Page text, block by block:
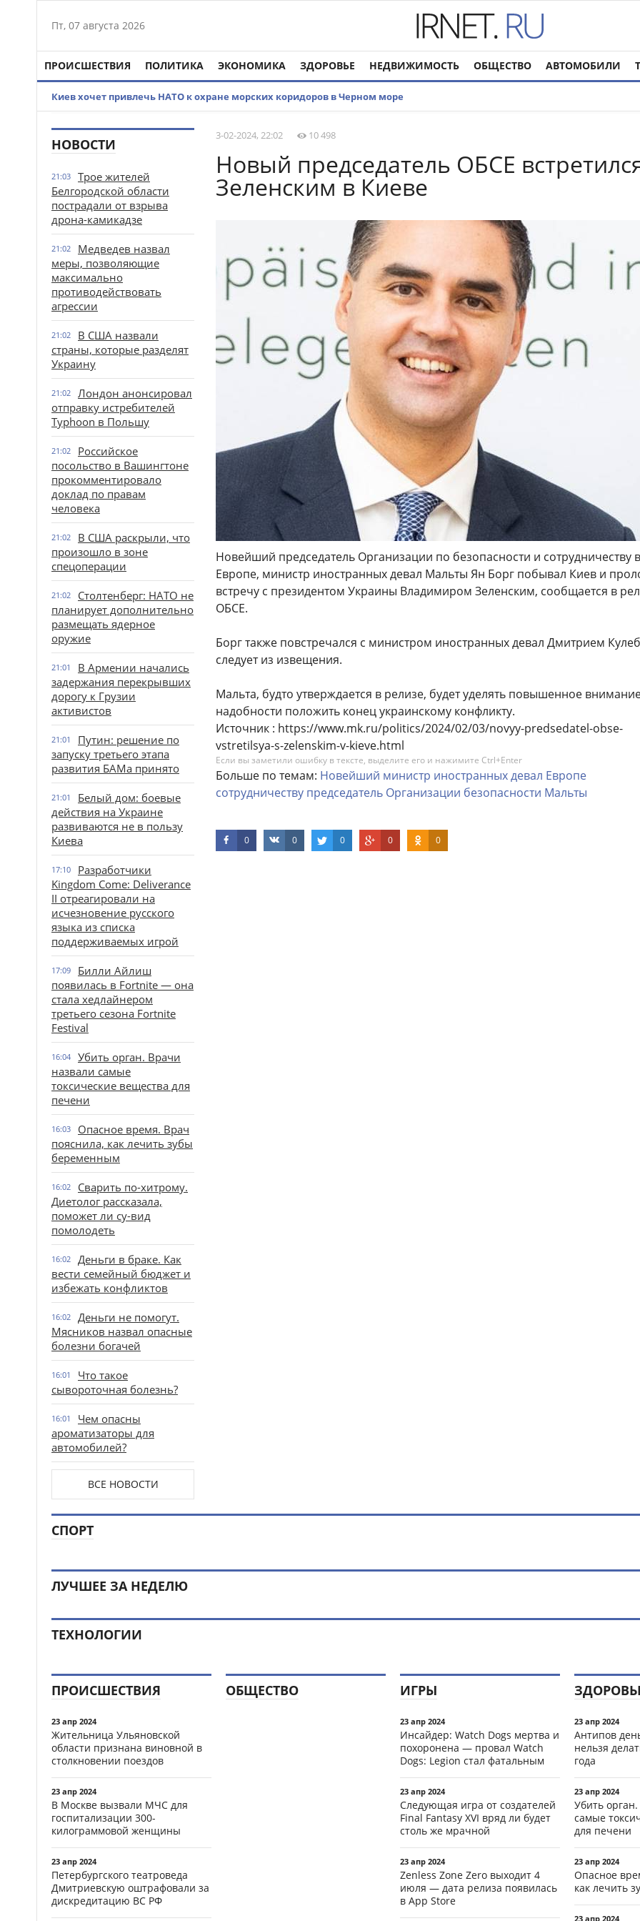
Пт, 07 августа 2026
ПРОИСШЕСТВИЯ ПОЛИТИКА ЭКОНОМИКА ЗДОРОВЬЕ НЕДВИЖИМОСТЬ ОБЩЕСТВО АВТОМОБИЛИ
Киев хочет привлечь НАТО к охране морских коридоров в Черном море
НОВОСТИ
21:03
Трое жителей
Белгородской области
пострадали от взрыва
дрона-камикадзе
21:02
Медведев назвал
меры, позволяющие
максимально
противодействовать
агрессии
21:02
В США назвали
страны, которые разделят
Украину
21:02
Лондон анонсировал
отправку истребителей
Typhoon в Польшу
21:02
Российское
посольство в Вашингтоне
прокомментировало
доклад по правам
человека
21:02
В США раскрыли, что
произошло в зоне
спецоперации
21:02
Столтенберг: НАТО не
планирует дополнительно
размещать ядерное
оружие
21:01
В Армении начались
задержания перекрывших
дорогу к Грузии
активистов
21:01
Путин: решение по
запуску третьего этапа
развития БАМа принято
21:01
Белый дом: боевые
действия на Украине
развиваются не в пользу
Киева
17:10
Разработчики
Kingdom Come: Deliverance
II отреагировали на
исчезновение русского
языка из списка
поддерживаемых игрой
17:09
Билли Айлиш
появилась в Fortnite — она
стала хедлайнером
третьего сезона Fortnite
Festival
16:04
Убить орган. Врачи
назвали самые
токсические вещества для
печени
16:03
Опасное время. Врач
пояснила, как лечить зубы
беременным
16:02
Сварить по-хитрому.
Диетолог рассказала,
поможет ли су-вид
помолодеть
16:02
Деньги в браке. Как
вести семейный бюджет и
избежать конфликтов
16:02
Деньги не помогут.
Мясников назвал опасные
болезни богачей
16:01
Что такое
сывороточная болезнь?
16:01
Чем опасны
ароматизаторы для
автомобилей?
ВСЕ НОВОСТИ
3-02-2024, 22:02 10 498
Новый председатель ОБСЕ
Зеленским в Киеве
Новейший председатель Организации по безопасности и сотрудничеству в
Европе, министр иностранных девал Мальты Ян Борг побывал Киев и
встречу с президентом Украины Владимиром Зеленским, сообщается в
ОБСЕ.
Борг также повстречался с министром иностранных девал Дмитрием
следует из извещения.
Мальта, будто утверждается в релизе, будет уделять повышенное
надобности положить конец украинскому конфликту.
Источник : https://www.mk.ru/politics/2024/02/03/novyy-predsedatel-obse-
vstretilsya-s-zelenskim-v-kieve.html
Если вы заметили ошибку в тексте, выделите его и нажимите Ctrl+Enter
Больше по темам: Новейший министр иностранныхдевал Европе
сотрудничеству председатель Организации безопасности Мальты
0 0 0 0 0
СПОРТ
ЛУЧШЕЕ ЗА НЕДЕЛЮ
ТЕХНОЛОГИИ
ПРОИСШЕСТВИЯ
23 апр 2024
Жительница Ульяновской
области признана виновной в
столкновении поездов
23 апр 2024
В Москве вызвали МЧС для
госпитализации 300-
килограммовой женщины
23 апр 2024
Петербургского театроведа
Дмитриевскую оштрафовали за
дискредитацию ВС РФ
ОБЩЕСТВО ИГРЫ
23 апр 2024
Инсайдер: Watch Dogs мертва и
похоронена — провал Watch
Dogs: Legion стал фатальным
23 апр 2024
Следующая игра от создателей
Final Fantasy XVI вряд ли будет
столь же мрачной
23 апр 2024
Zenless Zone Zero выходит 4
июля — дата релиза появилась
в App Store
23 апр 2024
Антипов
нельзя
года
23 апр 2024
Убить
самые
для печени
23 апр 2024
Опасное
как лечить
23 апр 2024